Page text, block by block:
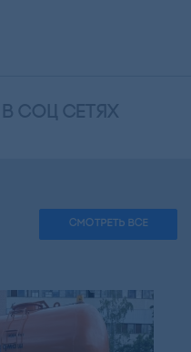
соц сетях
СМОТРЕТЬ ВСЕ